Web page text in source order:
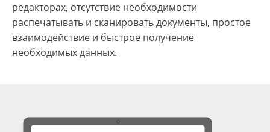
редакторах, отсутствие необходимости
распечатывать и сканировать документы, простое
взаимодействие и быстрое получение
необходимых данных.